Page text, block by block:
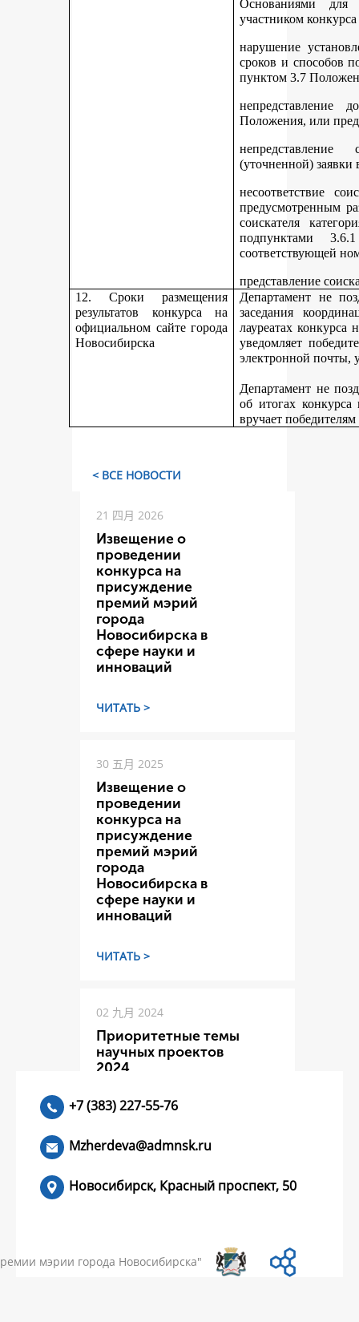
Основаниями для
участником
нарушение
сроков и способов
пунктом 3.7
непредставление
Положения, или
непредставление
(уточненной) заявки
несоответствие
предусмотренным
соискателя
подпунктами 3.6.1
соответствующей
представление
12. Сроки размещения
результатов конкурса на
официальном сайте города
Новосибирска
Департамент не
заседания
лауреатах
уведомляет
электронной почты,
Департамент не
об итогах
вручает
< ВСЕ НОВОСТИ
21 四月 2026
Извещение о
проведении
конкурса на
присуждение
премий мэрий
города
Новосибирска в
сфере науки и
инноваций
ЧИТАТЬ >
30 五月 2025
Извещение о
проведении
конкурса на
присуждение
премий мэрий
города
Новосибирска в
сфере науки и
инноваций
ЧИТАТЬ >
02 九月 2024
Приоритетные темы
научных проектов
2024
ЧИТАТЬ >
+7 (383) 227-55-76
Mzherdeva@admnsk.ru
Новосибирск, Красный проспект, 50
мэрии города Новосибирска"